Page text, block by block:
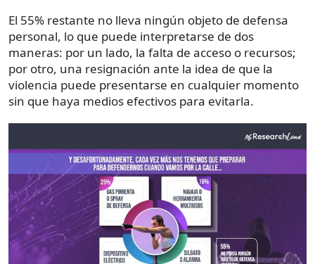
El 55% restante no lleva ningún objeto de defensa
personal, lo que puede interpretarse de dos
maneras: por un lado, la falta de acceso o recursos;
por otro, una resignación ante la idea de que la
violencia puede presentarse en cualquier momento
sin que haya medios efectivos para evitarla.